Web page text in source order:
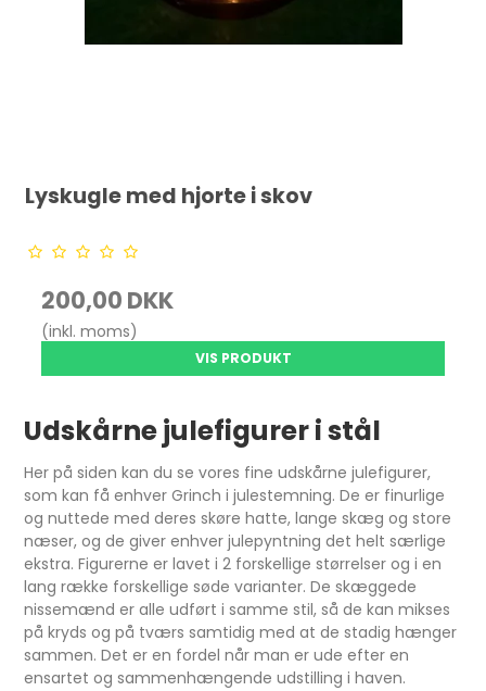
Lyskugle med hjorte i skov
200,00 DKK
(inkl. moms)
VIS PRODUKT
Udskårne julefigurer i stål
Her på siden kan du se vores fine udskårne julefigurer,
som kan få enhver Grinch i julestemning. De er finurlige
og nuttede med deres skøre hatte, lange skæg og store
næser, og de giver enhver julepyntning det helt særlige
ekstra. Figurerne er lavet i 2 forskellige størrelser og i en
lang række forskellige søde varianter. De skæggede
nissemænd er alle udført i samme stil, så de kan mikses
på kryds og på tværs samtidig med at de stadig hænger
sammen. Det er en fordel når man er ude efter en
ensartet og sammenhængende udstilling i haven.